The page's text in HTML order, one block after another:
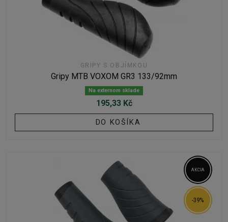
GRIPY S OBJÍMKOU
Gripy MTB VOXOM GR3 133/92mm
Na externom sklade
195,33 Kč
DO KOŠÍKA
AKCIA
-39%